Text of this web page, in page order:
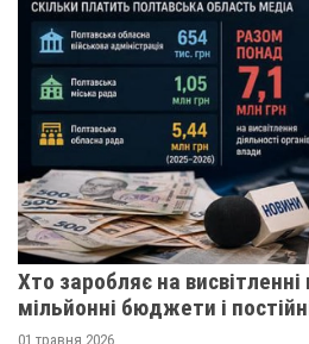
Хто заробляє на
мільйонні бюджети і
01 травня 2026